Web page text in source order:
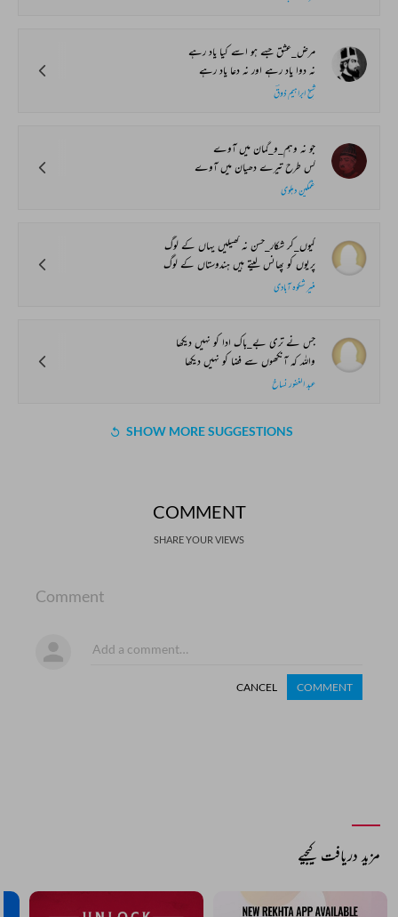
مرض_عشق جسے ہو اسے کیا یاد رہے
نہ دوا یاد رہے اور نہ دعا یاد رہے
شیخ ابراہیم ذوقؔ
جو نہ وہم_و_گمان میں آوے
کس طرح تیرے دھیان میں آوے
غمگین دہلوی
کیوں_کر شکار‌_حسن نہ کھیلیں یہاں کے لوگ
پریوں کو پھانس لیتے ہیں ہندوستاں کے لوگ
منیر شکوہ آبادی
جس نے تری بے_باک ادا کو نہیں دیکھا
واللہ کہ آنکھوں سے فضا کو نہیں دیکھا
عبد الغفور نساخ
SHOW MORE SUGGESTIONS
COMMENT
SHARE YOUR VIEWS
Comment
CANCEL COMMENT
مزید دریافت کیجیے